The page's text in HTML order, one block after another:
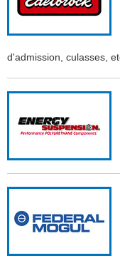
d'admission, culasses,